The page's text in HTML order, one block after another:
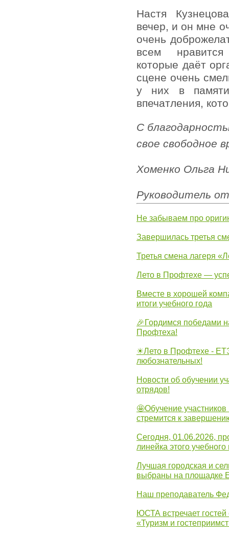
Настя
вечер, и он мне
очень
всем
которые даёт
сцене очень
у них в памяти
впечатления,
С
свое свободное
Хоменко Ольга
Руководитель
Не забываем про
Завершилась третья
Третья смена лагеря
Лето в Профтехе —
Вместе в хорошей
итоги учебного года
🎉Гордимся победами
Профтеха!
☀Лето в Профтехе -
любознательных!
Новости об обучении
отрядов!
🤩Обучение участников
стремится к
Сегодня, 01.06.2026,
линейка этого учебного
Лучшая городская и
выбраны на площадке
Наш преподаватель
ЮСТА встречает гостей
«Туризм и